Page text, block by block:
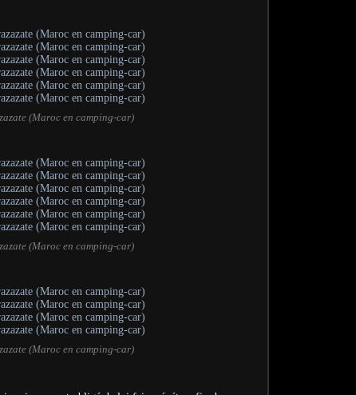
(Maroc en camping-car)
(Maroc en camping-car)
(Maroc en camping-car)